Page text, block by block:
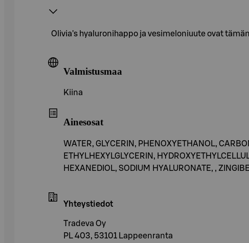
Olivia's hyaluronihappo ja vesimeloniuute ovat
Valmistusmaa
Kiina
Ainesosat
WATER, GLYCERIN, PHENOXYETHANOL,
ETHYLHEXYLGLYCERIN,
HEXANEDIOL, SODIUM HYALURONATE, ,
Yhteystiedot
Tradeva Oy
PL 403, 53101 Lappeenranta